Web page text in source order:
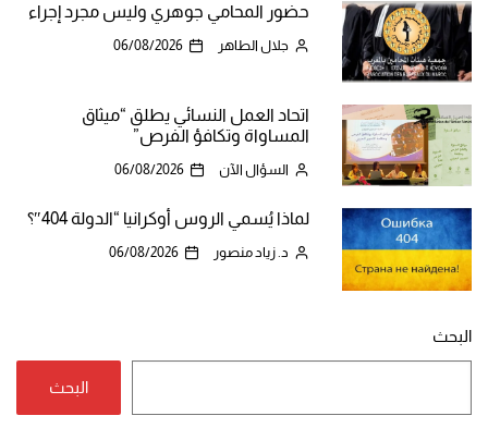
حضور المحامي جوهري وليس مجرد إجراء
جلال الطاهر 06/08/2026
اتحاد العمل النسائي يطلق “ميثاق
المساواة وتكافؤ الفرص”
السؤال الآن 06/08/2026
لماذا يُسمي الروس أوكرانيا “الدولة 404″؟
د. زياد منصور 06/08/2026
البحث
البحث